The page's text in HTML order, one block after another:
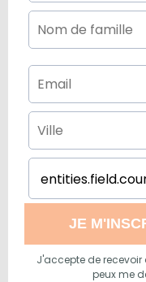
JE
J'accepte de
peux me